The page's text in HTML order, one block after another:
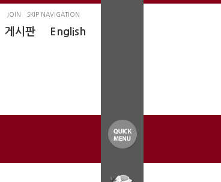
JOIN SKIP NAVIGATION
게시판 English